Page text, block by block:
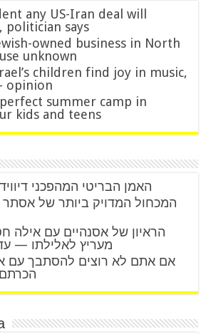
any US-Iran deal will
politician says
owned business in North
unknown
children find joy in music,
opinion
summer camp in
kids and teens
האמן הבריטי המהפכני דיוויד
המכחול המדויק ביותר של
הראיון של אסנהיים עם אילה
מעריץ לאלילתו —
אם אתם לא רוצים להסתבך עם